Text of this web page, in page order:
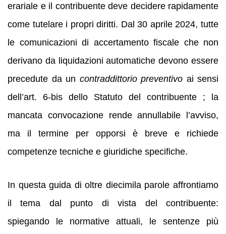
erariale e il contribuente deve decidere rapidamente
come tutelare i propri diritti. Dal 30 aprile 2024, tutte
le comunicazioni di accertamento fiscale che non
derivano da liquidazioni automatiche devono essere
precedute da un contraddittorio preventivo ai sensi
dell’art. 6‑bis dello Statuto del contribuente ; la
mancata convocazione rende annullabile l’avviso,
ma il termine per opporsi è breve e richiede
competenze tecniche e giuridiche specifiche.
In questa guida di oltre diecimila parole affrontiamo
il tema dal punto di vista del contribuente:
spiegando le normative attuali, le sentenze più